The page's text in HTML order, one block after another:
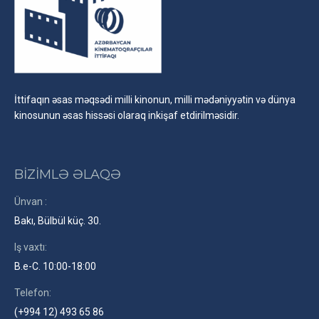
İttifaqın əsas məqsədi milli kinonun, milli mədəniyyətin və dünya
kinosunun əsas hissəsi olaraq inkişaf etdirilməsidir.
BİZİMLƏ ƏLAQƏ
Ünvan :
Bakı, Bülbül küç. 30.
Iş vaxtı:
B.e-C. 10:00-18:00
Telefon:
(+994 12) 493 65 86